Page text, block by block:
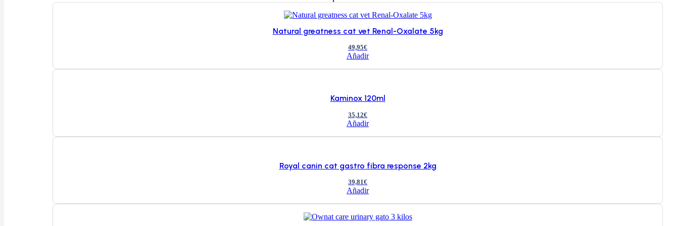
Natural greatness cat vet Renal-Oxalate 5kg
49,95€
Añadir
Kaminox 120ml
35,12€
Añadir
Royal canin cat gastro fibra response 2kg
39,81€
Añadir